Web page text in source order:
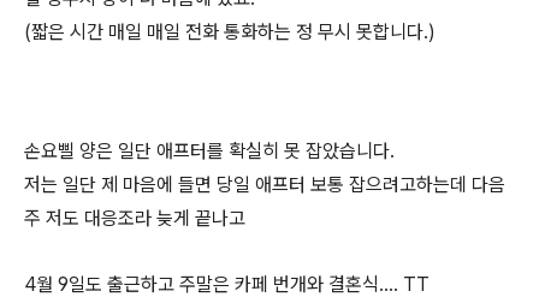
(짧은 시간 매일 매일 전화 통화하는 정 무시 못합니다.)
손요삘 양은 일단 애프터를 확실히 못 잡았습니다.
저는 일단 제 마음에 들면 당일 애프터 보통 잡으려고하는데 다음
주 저도 대응조라 늦게 끝나고
4월 9일도 출근하고 주말은 카페 번개와 결혼식.... TT